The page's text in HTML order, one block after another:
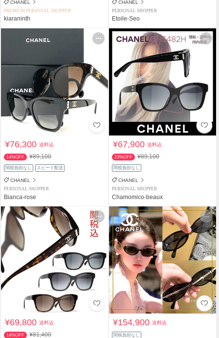
CHANEL
PREMIUM PERSONAL SHOPPER
kiaraninth
CHANEL
PERSONAL SHOPPER
Etoile-Seo
¥76,300送料込
14%OFF ¥89,100
関税負担なし スピード配送
CHANEL
PERSONAL SHOPPER
Bianca-rose
¥67,900送料込
23%OFF ¥89,100
関税負担なし
CHANEL
PERSONAL SHOPPER
Chamomico-beaux
¥69,800送料込
14%OFF ¥81,400
¥154,900送料込
関税負担なし